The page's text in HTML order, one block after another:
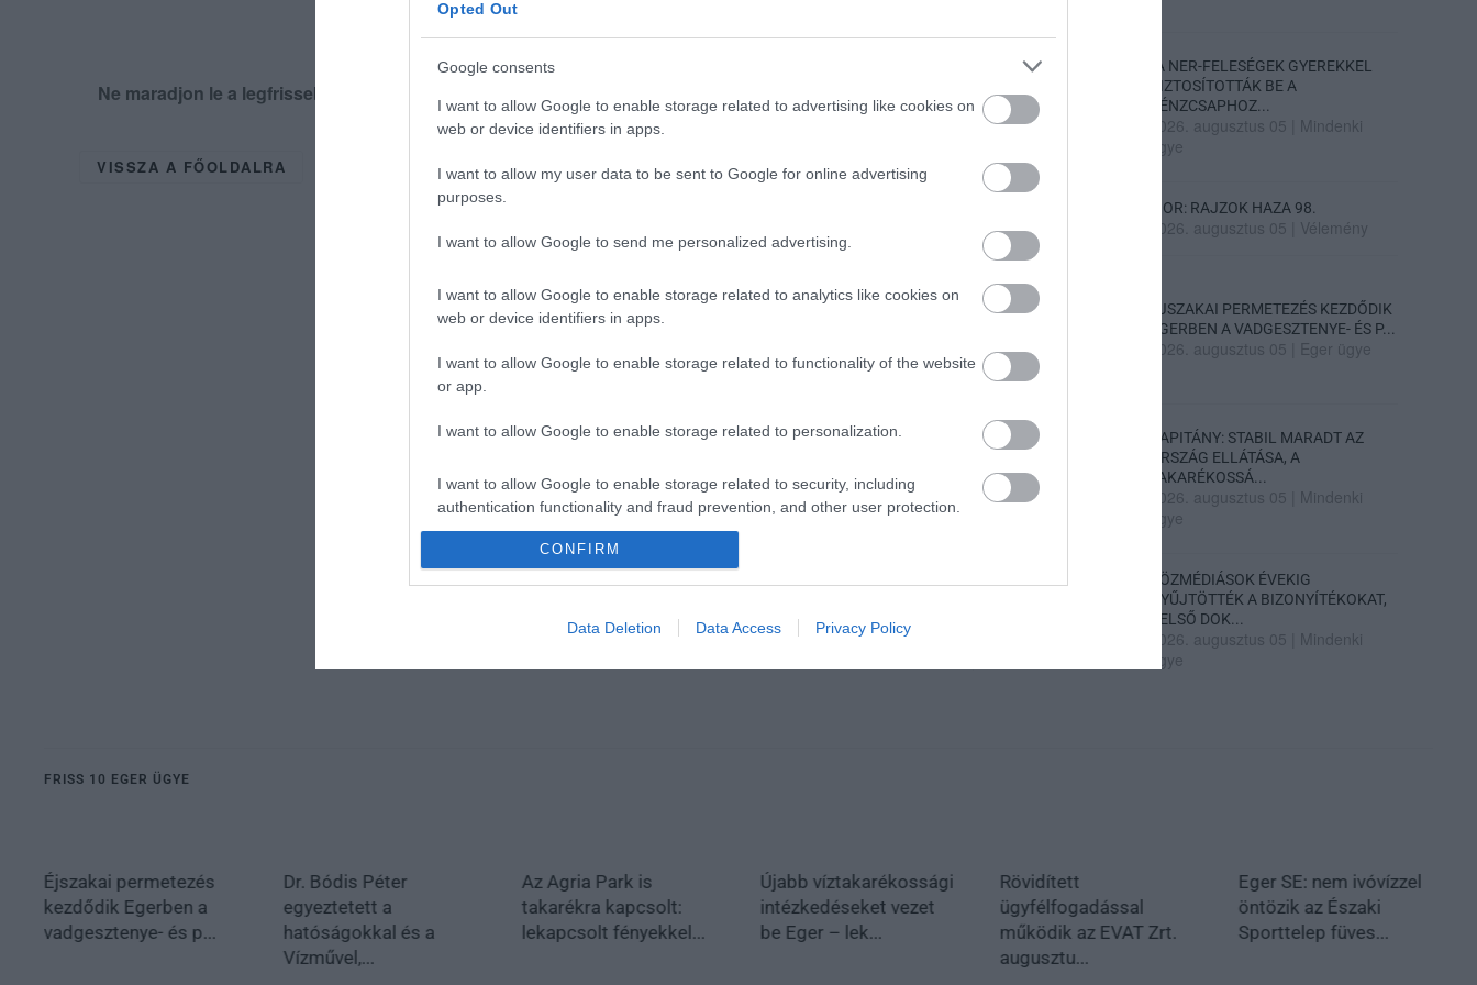
Opted Out
Google consents
I want to allow Google to enable storage related to advertising like cookies on
web or device identifiers in apps.
I want to allow my user data to be sent to Google for online advertising
purposes.
I want to allow Google to send me personalized advertising.
I want to allow Google to enable storage related to analytics like cookies on
web or device identifiers in apps.
I want to allow Google to enable storage related to functionality of the website
or app.
I want to allow Google to enable storage related to personalization.
I want to allow Google to enable storage related to security, including
authentication functionality and fraud prevention, and other user protection.
CONFIRM
Data Deletion Data Access Privacy Policy
Ne maradjon le a legfrissebb hírekről, kövessen bennünket az EGRI ÜGYEK Google Hírek oldalán!
VISSZA A FŐOLDALRA
„A NER-FELESÉGEK GYEREKKEL
BIZTOSÍTOTTÁK BE A
PÉNZCSAPHOZ...
2026. augusztus 05
Mindenki
ügye
SIOR: RAJZOK HAZA 98.
2026. augusztus 05 Vélemény
ÉJSZAKAI PERMETEZÉS KEZDŐDIK
EGERBEN A VADGESZTENYE- ÉS P...
2026. augusztus 05 Eger ügye
KAPITÁNY: STABIL MARADT AZ
ORSZÁG ELLÁTÁSA, A
TAKARÉKOSSÁ...
2026. augusztus 05
Mindenki
ügye
KÖZMÉDIÁSOK ÉVEKIG
GYŰJTÖTTÉK A BIZONYÍTÉKOKAT,
BELSŐ DOK...
2026. augusztus 05
Mindenki
ügye
FRISS 10 EGER ÜGYE
Éjszakai permetezés
kezdődik Egerben a
vadgesztenye- és p...
Dr. Bódis Péter
egyeztetett a
hatóságokkal és a
Vízművel,...
Az Agria Park is
takarékra kapcsolt:
lekapcsolt fényekkel...
Újabb víztakarékossági
intézkedéseket vezet
be Eger – lek...
Rövidített
ügyfélfogadással
működik az EVAT Zrt.
augusztu...
Eger SE: nem ivóvízzel
öntözik az Északi
Sporttelep füves...